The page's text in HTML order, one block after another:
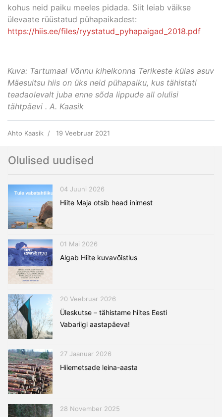
kohus neid paiku meeles pidada. Siit leiab väikse
ülevaate rüüstatud pühapaikadest:
https://hiis.ee/files/ryystatud_pyhapaigad_2018.pdf
Kuva: Tartumaal Võnnu kihelkonna Terikeste külas asuv
Mäesuitsu hiis on üks neid pühapaiku, kus tähistati
teadaolevalt juba enne sõda lippude all olulisi
tähtpäevi . A. Kaasik
Ahto Kaasik 19 Veebruar 2021
Olulised uudised
04 Juuni 2026
Hiite Maja otsib head inimest
01 Mai 2026
Algab Hiite kuvavõistlus
20 Veebruar 2026
Üleskutse – tähistame hiites Eesti
Vabariigi aastapäeva!
27 Jaanuar 2026
Hiiemetsade leina-aasta
28 November 2025